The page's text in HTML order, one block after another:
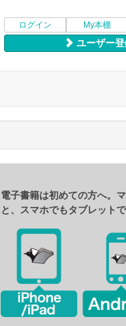
ログイン My本棚
ユーザー
電子書籍は初めての方へ。
と、スマホでもタブレット